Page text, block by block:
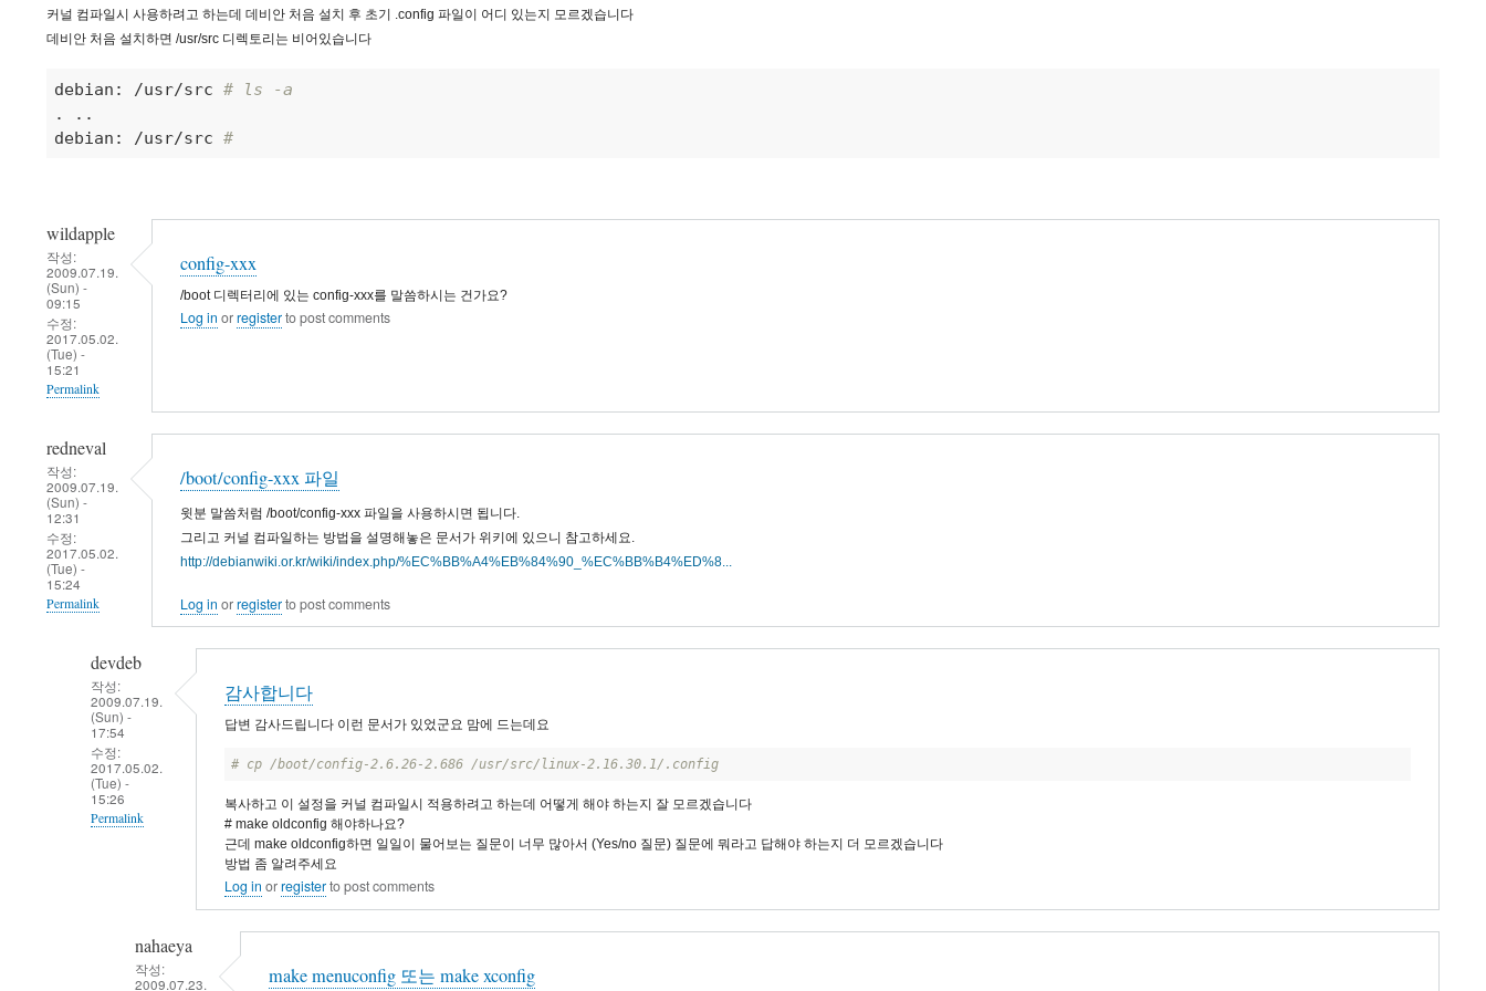
커널 컴파일시 사용하려고 하는데 데비안 처음 설치 후 초기 .config 파일이 어디 있는지 모르겠습니다
데비안 처음 설치하면 /usr/src 디렉토리는 비어있습니다
debian: /usr/src # ls -a
. ..
debian: /usr/src #
wildapple
작성:
2009.07.19.
(Sun) -
09:15
수정:
2017.05.02.
(Tue) -
15:21
Permalink
config-xxx
/boot 디렉터리에 있는 config-xxx를 말씀하시는 건가요?
Log in orregisterto post comments
redneval
작성:
2009.07.19.
(Sun) -
12:31
수정:
2017.05.02.
(Tue) -
15:24
Permalink
/boot/config-xxx 파일
윗분 말씀처럼 /boot/config-xxx 파일을 사용하시면 됩니다.
그리고 커널 컴파일하는 방법을 설명해놓은 문서가 위키에 있으니 참고하세요.
http://debianwiki.or.kr/wiki/index.php/%EC%BB%A4%EB%84%90_%EC%BB%B4%ED%8...
Log in orregisterto post comments
devdeb
작성:
2009.07.19.
(Sun) -
17:54
수정:
2017.05.02.
(Tue) -
15:26
Permalink
/boot/config-
감사합니다
답변 감사드립니다 이런 문서가 있었군요 맘에 드는데요
# cp /boot/config-2.6.26-2.686 /usr/src/linux-2.16.30.1/.config
복사하고 이 설정을 커널 컴파일시 적용하려고 하는데 어떻게 해야 하는지 잘 모르겠습니다
# make oldconfig 해야하나요?
근데 make oldconfig하면 일일이 물어보는 질문이 너무 많아서 (Yes/no 질문) 질문에 뭐라고 답해야 하는지 더 모르겠습니다
방법 좀 알려주세요
Log in orregisterto post comments
nahaeya
작성:
2009.07.23.
make menuconfig 또는 make xconfig